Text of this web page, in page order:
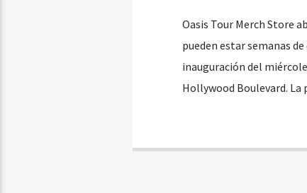
Oasis Tour Merch Store
pueden estar semanas
inauguración del
Hollywood Boulevard.